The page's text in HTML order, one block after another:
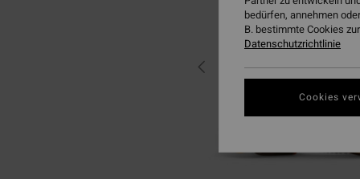
bedürfen, annehmen
B. bestimmte Cookies
Datenschutzrichtlinie
Cookies